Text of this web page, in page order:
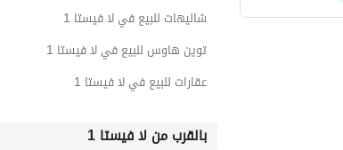
شاليهات للبيع في لا فيستا 1
توين هاوس للبيع في لا فيستا 1
عقارات للبيع في لا فيستا 1
بالقرب من لا فيستا 1